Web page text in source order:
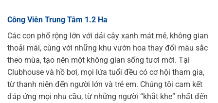
Công Viên Trung Tâm 1.2 Ha
Các con phố rộng lớn với dải cây xanh mát mẻ, không gian
thoải mái, cùng với những khu vườn hoa thay đổi màu sắc
theo mùa, tạo nên một không gian sống tươi mới. Tại
Clubhouse và hồ bơi, mọi lứa tuổi đều có cơ hội tham gia,
từ thanh niên đến người lớn và trẻ em. Chúng tôi cam kết
đáp ứng mọi nhu cầu, từ những người “khắt khe” nhất đến